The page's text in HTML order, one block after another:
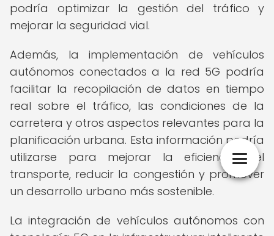
podría optimizar la gestión del tráfico y
mejorar la seguridad vial.
Además, la implementación de vehículos
autónomos conectados a la red 5G podría
facilitar la recopilación de datos en tiempo
real sobre el tráfico, las condiciones de la
carretera y otros aspectos relevantes para la
planificación urbana. Esta información podría
utilizarse para mejorar la eficiencia del
transporte, reducir la congestión y promover
un desarrollo urbano más sostenible.
La integración de vehículos autónomos con